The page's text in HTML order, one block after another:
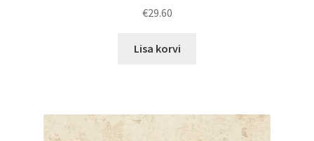
€29.60
Lisa korvi